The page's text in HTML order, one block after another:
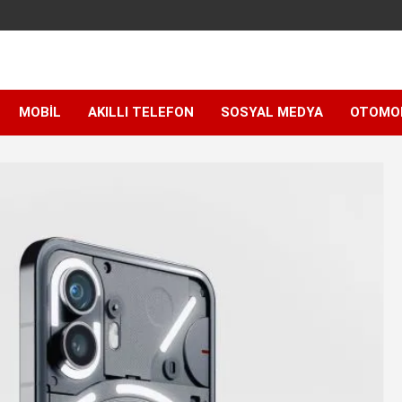
MOBIL AKILLI TELEFON SOSYAL MEDYA